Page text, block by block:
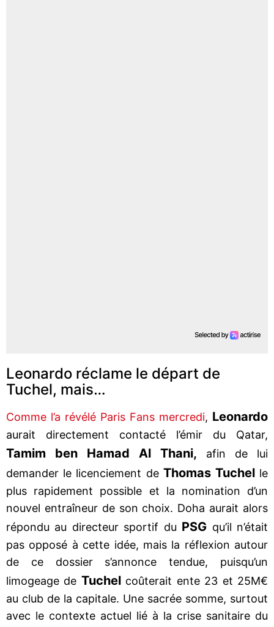
Leonardo réclame le départ de
Tuchel, mais…
Comme l’a révélé Paris Fans mercredi, Leonardo
aurait directement contacté l’émir du Qatar,
Tamim ben Hamad Al Thani, afin de lui
demander le licenciement de Thomas Tuchelle
plus rapidement possible et la nomination d’un
nouvel entraîneur de son choix. Doha aurait alors
répondu au directeur sportif du PSG qu’il n’était
pas opposé à cette idée, mais la réflexion autour
de ce dossier s’annonce tendue, puisqu’un
limogeage de Tuchelcoûterait ente 23 et 25M€
au club de la capitale. Une sacrée somme, surtout
avec le contexte actuel lié à la crise sanitaire du